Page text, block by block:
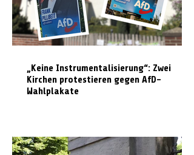
„Keine Instrumentalisierung“: Zwei
Kirchen protestieren gegen AfD-
Wahlplakate